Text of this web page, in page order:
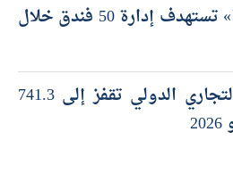
«مصر إيطاليا العقارية» تستهدف إدارة 50 فندق خلال
ودائع الأفراد بالبنك التجاري الدولي تقفز إلى 741.3